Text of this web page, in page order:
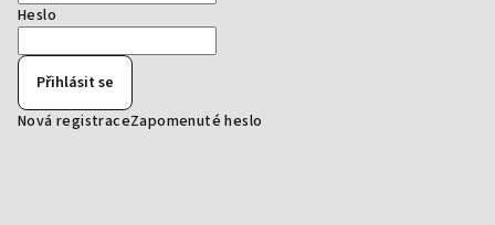
Heslo
Přihlásit se
Nová registraceZapomenuté heslo